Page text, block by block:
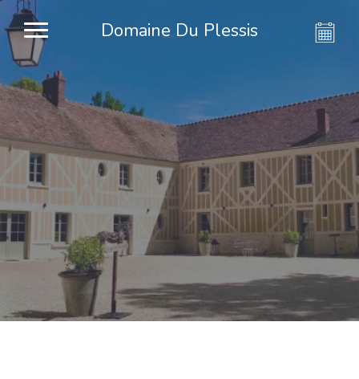
Domaine Du Plessis